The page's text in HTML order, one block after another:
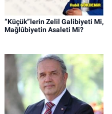
“Küçük”lerin Zelil Galibiyeti Mi,
Mağlûbiyetin Asaleti Mi?